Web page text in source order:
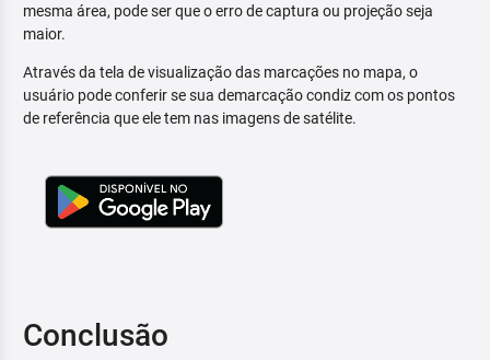
mesma área, pode ser que o erro de captura ou projeção seja
maior.
Através da tela de visualização das marcações no mapa, o
usuário pode conferir se sua demarcação condiz com os pontos
de referência que ele tem nas imagens de satélite.
Conclusão